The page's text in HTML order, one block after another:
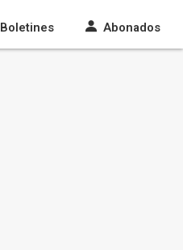
Boletines Abonados